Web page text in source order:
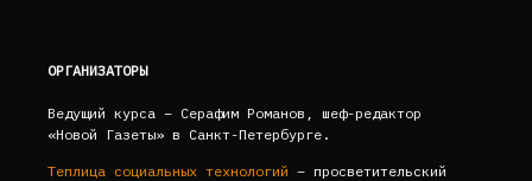
ОРГАНИЗАТОРЫ
Ведущий курса – Серафим Романов, шеф-редактор
«Новой Газеты» в Санкт-Петербурге.
Теплица социальных технологий – просветительский